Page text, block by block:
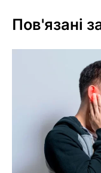
Пов'язані